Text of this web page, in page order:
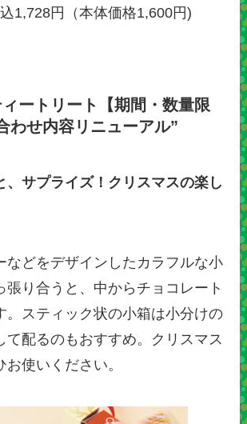
1,728円（本体価格1,600円)
ートリート【期間・数量限
せ内容リニューアル”
、サプライズ！クリスマスの楽し
などをデザインしたカラフルな小
張り合うと、中からチョコレート
。スティック状の小箱は小分けの
て配るのもおすすめ。クリスマス
使いください。